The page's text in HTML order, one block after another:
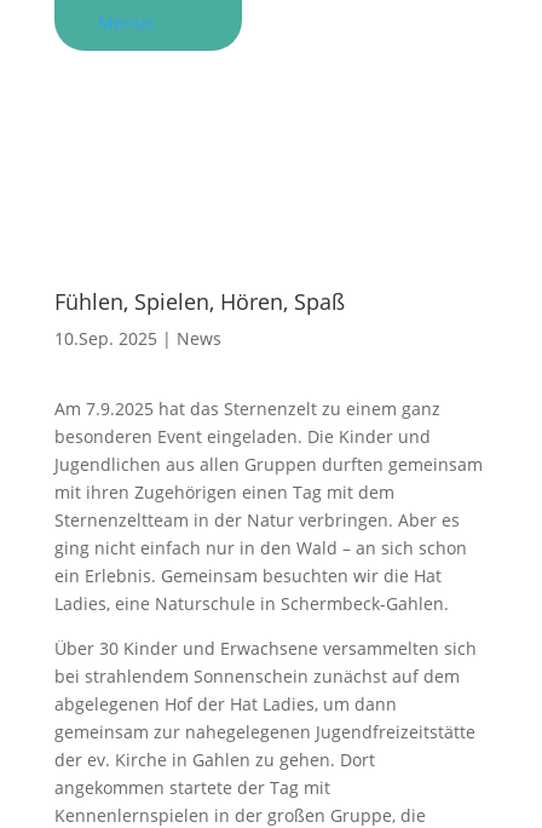
Menue
Fühlen, Spielen, Hören, Spaß
10.Sep. 2025 | News
Am 7.9.2025 hat das Sternenzelt zu einem ganz
besonderen Event eingeladen. Die Kinder und
Jugendlichen aus allen Gruppen durften gemeinsam
mit ihren Zugehörigen einen Tag mit dem
Sternenzeltteam in der Natur verbringen. Aber es
ging nicht einfach nur in den Wald – an sich schon
ein Erlebnis. Gemeinsam besuchten wir die Hat
Ladies, eine Naturschule in Schermbeck-Gahlen.
Über 30 Kinder und Erwachsene versammelten sich
bei strahlendem Sonnenschein zunächst auf dem
abgelegenen Hof der Hat Ladies, um dann
gemeinsam zur nahegelegenen Jugendfreizeitstätte
der ev. Kirche in Gahlen zu gehen. Dort
angekommen startete der Tag mit
Kennenlernspielen in der großen Gruppe, die